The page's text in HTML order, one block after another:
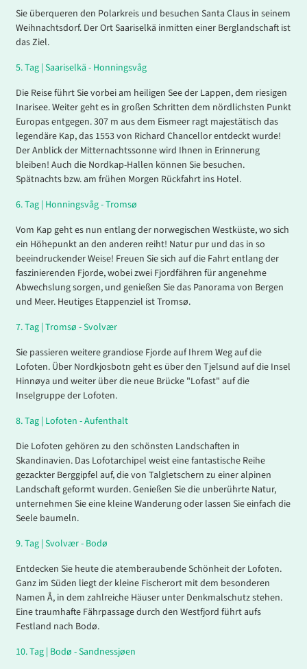
Sie überqueren den Polarkreis und besuchen Santa Claus in seinem
Weihnachtsdorf. Der Ort Saariselkä inmitten einer Berglandschaft ist
das Ziel.
5.Tag | Saariselkä - Honningsvåg
Die Reise führt Sie vorbei am heiligen See der Lappen, dem riesigen
Inarisee. Weiter geht es in großen Schritten dem nördlichsten Punkt
Europas entgegen. 307 m aus dem Eismeer ragt majestätisch das
legendäre Kap, das 1553 von Richard Chancellor entdeckt wurde!
Der Anblick der Mitternachtssonne wird Ihnen in Erinnerung
bleiben! Auch die Nordkap-Hallen können Sie besuchen.
Spätnachts bzw. am frühen Morgen Rückfahrt ins Hotel.
6.Tag | Honningsvåg - Tromsø
Vom Kap geht es nun entlang der norwegischen Westküste, wo sich
ein Höhepunkt an den anderen reiht! Natur pur und das in so
beeindruckender Weise! Freuen Sie sich auf die Fahrt entlang der
faszinierenden Fjorde, wobei zwei Fjordfähren für angenehme
Abwechslung sorgen, und genießen Sie das Panorama von Bergen
und Meer. Heutiges Etappenziel ist Tromsø.
7.Tag | Tromsø - Svolvær
Sie passieren weitere grandiose Fjorde auf Ihrem Weg auf die
Lofoten. Über Nordkjosbotn geht es über den Tjelsund auf die Insel
Hinnøya und weiter über die neue Brücke "Lofast" auf die
Inselgruppe der Lofoten.
8.Tag | Lofoten - Aufenthalt
Die Lofoten gehören zu den schönsten Landschaften in
Skandinavien. Das Lofotarchipel weist eine fantastische Reihe
gezackter Berggipfel auf, die von Talgletschern zu einer alpinen
Landschaft geformt wurden. Genießen Sie die unberührte Natur,
unternehmen Sie eine kleine Wanderung oder lassen Sie einfach die
Seele baumeln.
9.Tag | Svolvær - Bodø
Entdecken Sie heute die atemberaubende Schönheit der Lofoten.
Ganz im Süden liegt der kleine Fischerort mit dem besonderen
Namen Å, in dem zahlreiche Häuser unter Denkmalschutz stehen.
Eine traumhafte Fährpassage durch den Westfjord führt aufs
Festland nach Bodø.
10.Tag | Bodø - Sandnessjøen